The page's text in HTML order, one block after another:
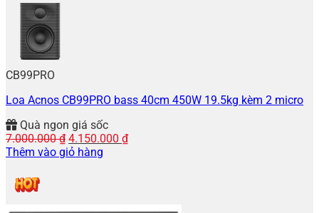
CB99PRO
Loa Acnos CB99PRO bass 40cm 450W 19.5kg kèm 2 micro
Quà ngon giá sốc
7.000.000₫ Giá
gốc
4.150.000 ₫Giá
Thêm vào giỏ hàng